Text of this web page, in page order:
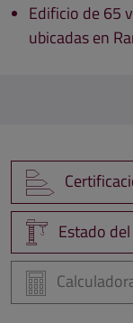
Edificio de 65
ubicadas en
Estado